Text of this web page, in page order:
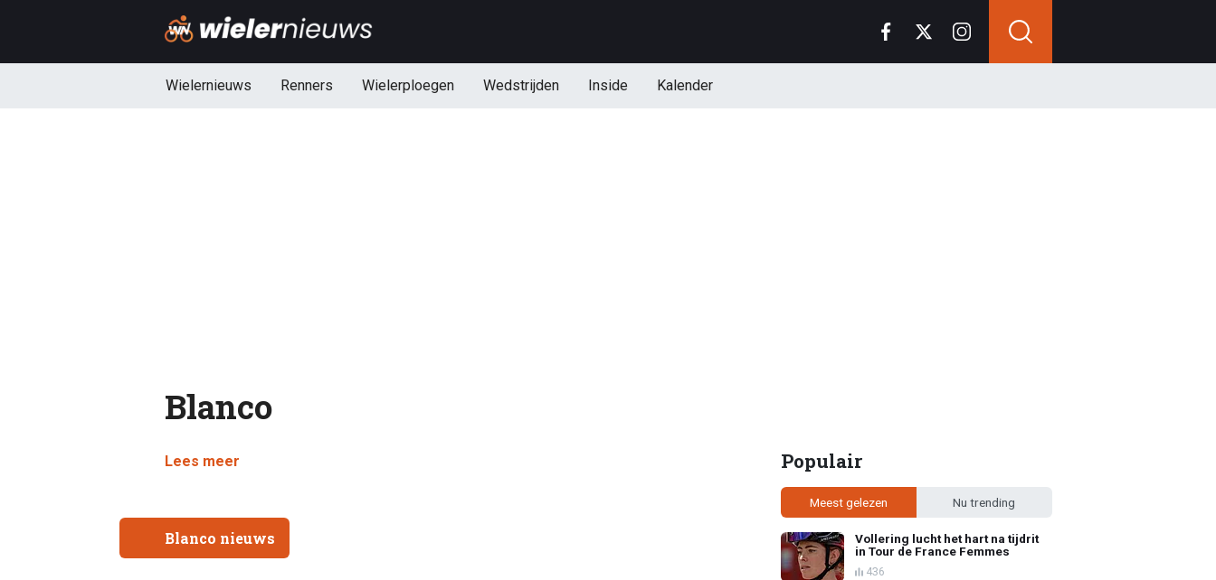
Wielernieuws Renners Wielerploegen Wedstrijden Inside Kalender
Blanco
Lees meer
Blanco nieuws
Populair
Meest gelezen Nu trending
Vollering lucht het hart na tijdrit
in Tour de France Femmes
436